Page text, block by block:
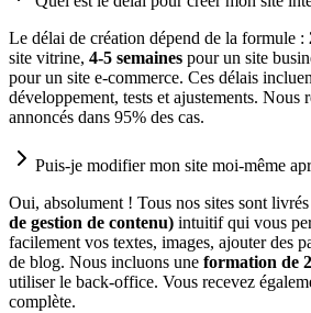
Le délai de création dépend de la formule :
site vitrine, 4-5 semaines pour un site
pour un site e-commerce. Ces délais
développement, tests et ajustements. Nous
annoncés dans 95% des cas.
Puis-je modifier mon site moi-même
Oui, absolument ! Tous nos sites sont
de gestion de contenu) intuitif qui vous
facilement vos textes, images, ajouter des
de blog. Nous incluons une formation de
utiliser le back-office. Vous recevez
complète.